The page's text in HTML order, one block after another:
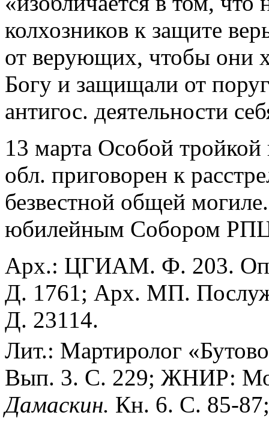
колхозников к защите
от верующих, чтобы они
Богу и защищали от
антигос. деятельности
13 марта Особой
обл. приговорен к
безвестной общей
юбилейным Собором
Арх.: ЦГИАМ. Ф. 203. Оп.
Д. 1761; Арх. МП.
Д. 23114.
Лит.: Мартиролог
Вып. 3. С. 229; ЖНИР:
Дамаскин. Кн. 6. С. 85-